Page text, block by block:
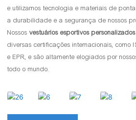
e utilizamos tecnologia e materiais de
a durabilidade e a segurança de nossos
Nossos vestuários esportivos personalizados
diversas certificações internacionais, como
e EPR, e são altamente elogiados por
todo o mundo.